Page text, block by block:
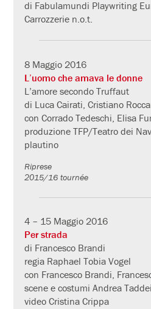
di Fabulamundi Playwriting
Carrozzerie n.o.t.
8 Maggio 2016
L’uomo che amava le donne
L’amore secondo Truffaut
di Luca Cairati, Cristiano
con Corrado Tedeschi, Elisa
produzione TFP/Teatro dei
plautino
Riprese
2015/16 tournée
4 – 15 Maggio 2016
Per strada
di Francesco Brandi
regia Raphael Tobia Vogel
con Francesco Brandi,
scene e costumi Andrea Taddei
video Cristina Crippa